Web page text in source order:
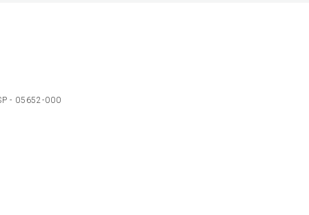
- 05652-000